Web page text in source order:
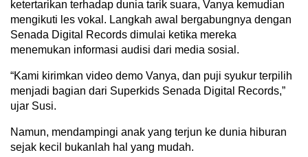
ketertarikan terhadap dunia tarik suara, Vanya kemudian
mengikuti les vokal. Langkah awal bergabungnya dengan
Senada Digital Records dimulai ketika mereka
menemukan informasi audisi dari media sosial.
“Kami kirimkan video demo Vanya, dan puji syukur terpilih
menjadi bagian dari Superkids Senada Digital Records,”
ujar Susi.
Namun, mendampingi anak yang terjun ke dunia hiburan
sejak kecil bukanlah hal yang mudah.